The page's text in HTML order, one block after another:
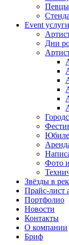
Певцы
Event услуги
Дни
Фото
Звёзды в
Прайс-лист
Портфолио
Новости
Контакты
О компании
Бриф